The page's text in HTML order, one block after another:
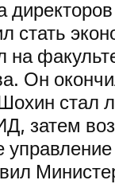
стать
на
Он
стал
затем